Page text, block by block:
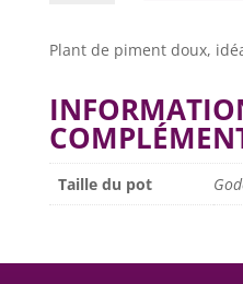
Plant de piment doux,
Taille du pot